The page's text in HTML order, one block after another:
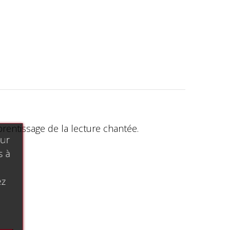
de la lecture chantée.
à